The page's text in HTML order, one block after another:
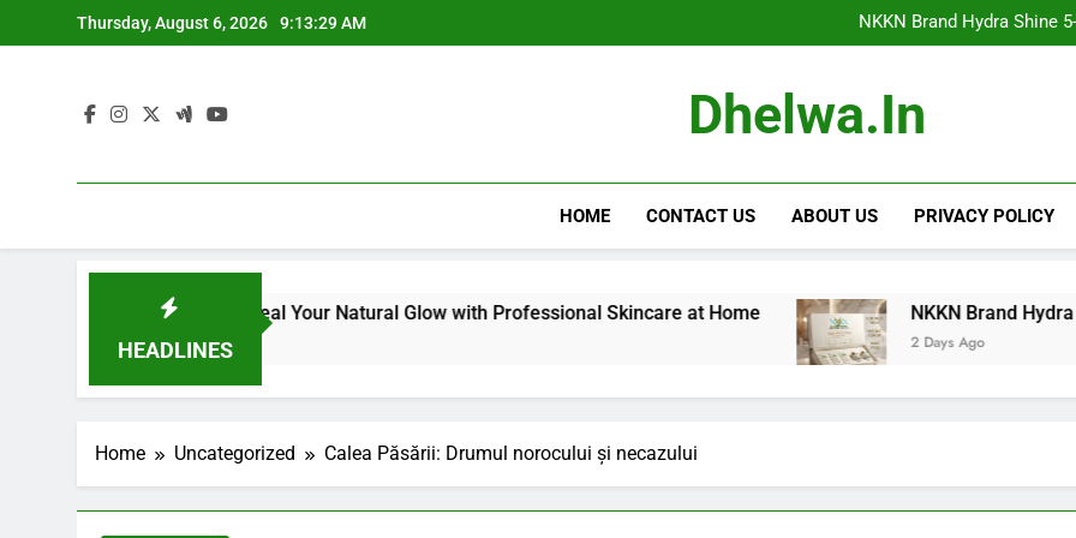
to
Thursday, August 6, 2026 9:13:29 AM
NKKN Brand Hydra Shine
NKKN Brand Hydra
NKKN Brand Hydra Shine
NKKN Brand Hydra
Dhelwa.in
HOME CONTACT US ABOUT US PRIVACY POLICY
HEADLINES
for Dull Skin: Reveal Your Natural Glow with Professional Skincare at Home NKKN Brand Hydra Shine
2 Days Ago
Home Uncategorized Calea Păsării: Drumul norocului și necazului